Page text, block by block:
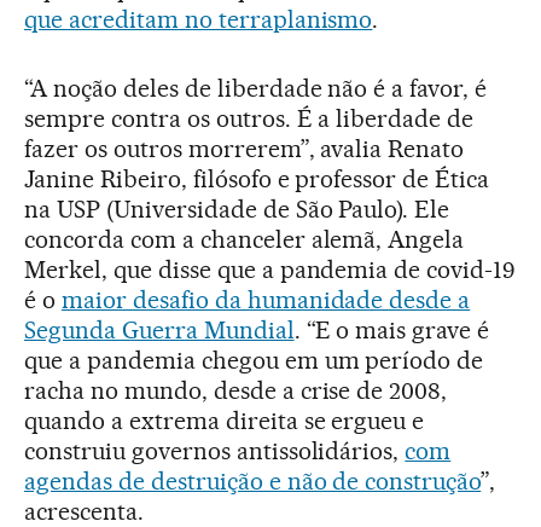
que acreditam no terraplanismo.
“A noção deles de liberdade não é a favor, é
sempre contra os outros. É a liberdade de
fazer os outros morrerem”, avalia Renato
Janine Ribeiro, filósofo e professor de Ética
na USP (Universidade de São Paulo). Ele
concorda com a chanceler alemã, Angela
Merkel, que disse que a pandemia de covid-19
é o maior desafio da humanidade desde a
Segunda Guerra Mundial. “E o mais grave é
que a pandemia chegou em um período de
racha no mundo, desde a crise de 2008,
quando a extrema direita se ergueu e
construiu governos antissolidários,com
agendas de destruição e não de construção”,
acrescenta.